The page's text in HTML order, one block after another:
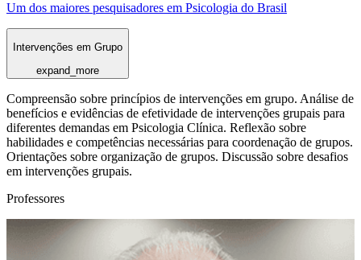
Um dos maiores pesquisadores em Psicologia do Brasil
Intervenções em Grupo
expand_more
Compreensão sobre princípios de intervenções em grupo. Análise de
benefícios e evidências de efetividade de intervenções grupais para
diferentes demandas em Psicologia Clínica. Reflexão sobre
habilidades e competências necessárias para coordenação de grupos.
Orientações sobre organização de grupos. Discussão sobre desafios
em intervenções grupais.
Professores